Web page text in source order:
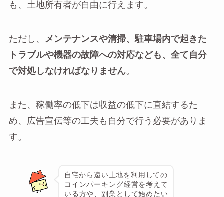
も、土地所有者が自由に行えます。
ただし、
メンテナンスや清掃、駐車場内で起きた
トラブルや機器の故障への対応なども、全て自分
で対処しなければなりません。
また、稼働率の低下は収益の低下に直結するた
め、広告宣伝等の工夫も自分で行う必要がありま
す。
自宅から遠い土地を利用しての
コインパーキング経営を考えて
いる方や、副業として始めたい